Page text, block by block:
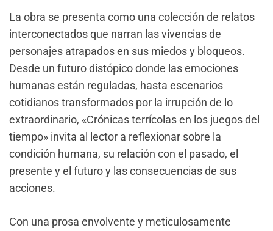
La obra se presenta como una colección de relatos
interconectados que narran las vivencias de
personajes atrapados en sus miedos y bloqueos.
Desde un futuro distópico donde las emociones
humanas están reguladas, hasta escenarios
cotidianos transformados por la irrupción de lo
extraordinario, «Crónicas terrícolas en los juegos del
tiempo» invita al lector a reflexionar sobre la
condición humana, su relación con el pasado, el
presente y el futuro y las consecuencias de sus
acciones.
Con una prosa envolvente y meticulosamente